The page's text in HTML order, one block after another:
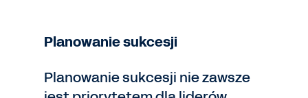
Planowanie sukcesji
Planowanie sukcesji nie zawsze